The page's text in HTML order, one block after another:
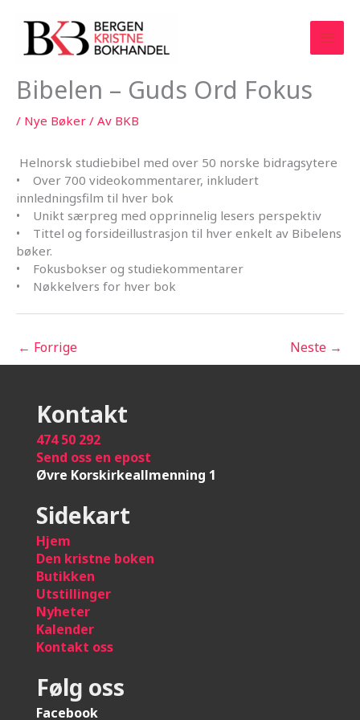
Bibelen – Guds Ord Fokus
/ Nye Bøker / Av BKB
Helnorsk studiebibel med over 50 norske bidragsytere
• Over 700 videokommentarer, inkludert
innledningsfilm til hver bok
• Unikt særpreg med opprinnelig lesers perspektiv
• Tittel og forsideillustrasjon til hver enkelt av Bibelens
bøker.
• Fokusbokser og studiekommentarer
• Nøkkelvers for hver bok
← Forrige Neste →
Kontakt
474 50 292
Send oss en epost
Øvre Korskirkeallmenning 1
Sidekart
Hjem
Den kristne boken
Butikken
Utstillinger
Nyheter
Kalender
Kontakt oss
Følg oss
Facebook